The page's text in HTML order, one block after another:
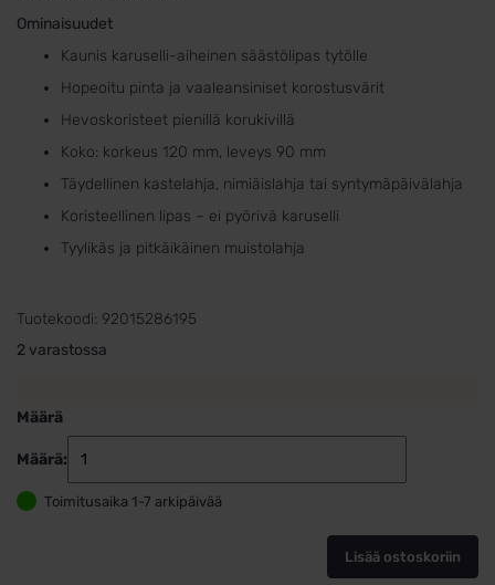
Ominaisuudet
Kaunis karuselli-aiheinen säästölipas tytölle
Hopeoitu pinta ja vaaleansiniset korostusvärit
Hevoskoristeet pienillä korukivillä
Koko: korkeus 120 mm, leveys 90 mm
Täydellinen kastelahja, nimiäislahja tai syntymäpäivälahja
Koristeellinen lipas – ei pyörivä karuselli
Tyylikäs ja pitkäikäinen muistolahja
Tuotekoodi: 92015286195
2 varastossa
Määrä
Määrä:
pojalle
–
hopeoitu
Toimitusaika 1-7 arkipäivää
Lisää ostoskoriin